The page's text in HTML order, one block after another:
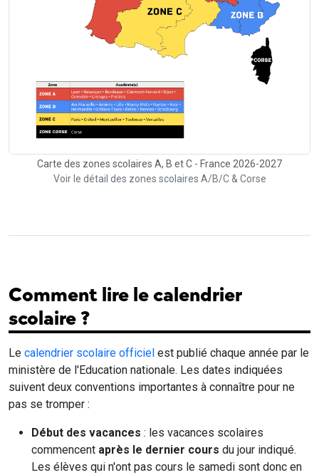
Carte des zones scolaires A, B et C - France 2026-2027
Voir le détail des zones scolaires A/B/C & Corse
Comment lire le calendrier
scolaire ?
Le calendrier scolaire officiel est publié chaque année par le
ministère de l'Education nationale. Les dates indiquées
suivent deux conventions importantes à connaître pour ne
pas se tromper :
Début des vacances : les vacances scolaires
commencent après le dernier cours du jour indiqué.
Les élèves qui n'ont pas cours le samedi sont donc en